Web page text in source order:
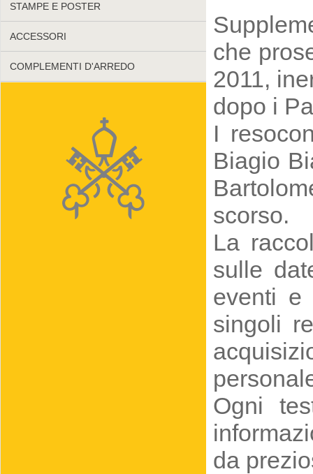
STAMPE E POSTER
ACCESSORI
COMPLEMENTI D'ARREDO
che
2011,
dopo i
I
Biagio
scorso.
La
sulle
eventi e
singoli
Ogni
da